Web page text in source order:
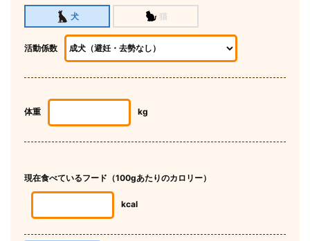
犬 猫
活動係数
体重 kg
現在食べているフード（100gあたりのカロリー）
kcal